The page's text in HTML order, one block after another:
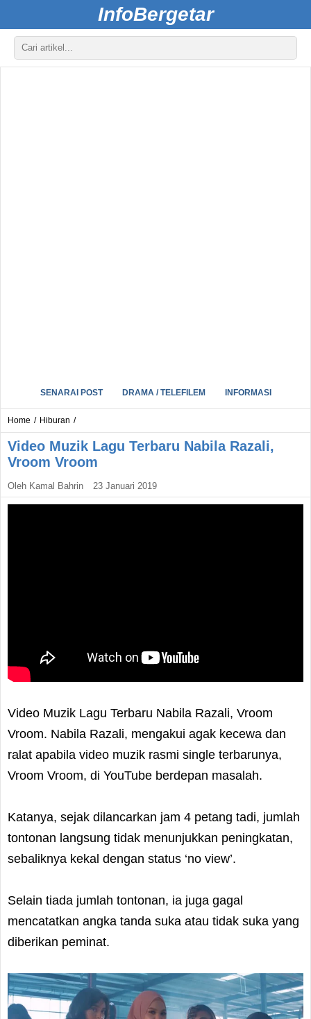
InfoBergetar
SENARAI POST DRAMA / TELEFILEM INFORMASI
Home / Hiburan /
Video Muzik Lagu Terbaru Nabila Razali,
Vroom Vroom
Oleh Kamal Bahrin 23 Januari 2019
Video Muzik Lagu Terbaru Nabila Razali, Vroom
Vroom. Nabila Razali, mengakui agak kecewa dan
ralat apabila video muzik rasmi single terbarunya,
Vroom Vroom, di YouTube berdepan masalah.
Katanya, sejak dilancarkan jam 4 petang tadi, jumlah
tontonan langsung tidak menunjukkan peningkatan,
sebaliknya kekal dengan status ‘no view’.
Selain tiada jumlah tontonan, ia juga gagal
mencatatkan angka tanda suka atau tidak suka yang
diberikan peminat.